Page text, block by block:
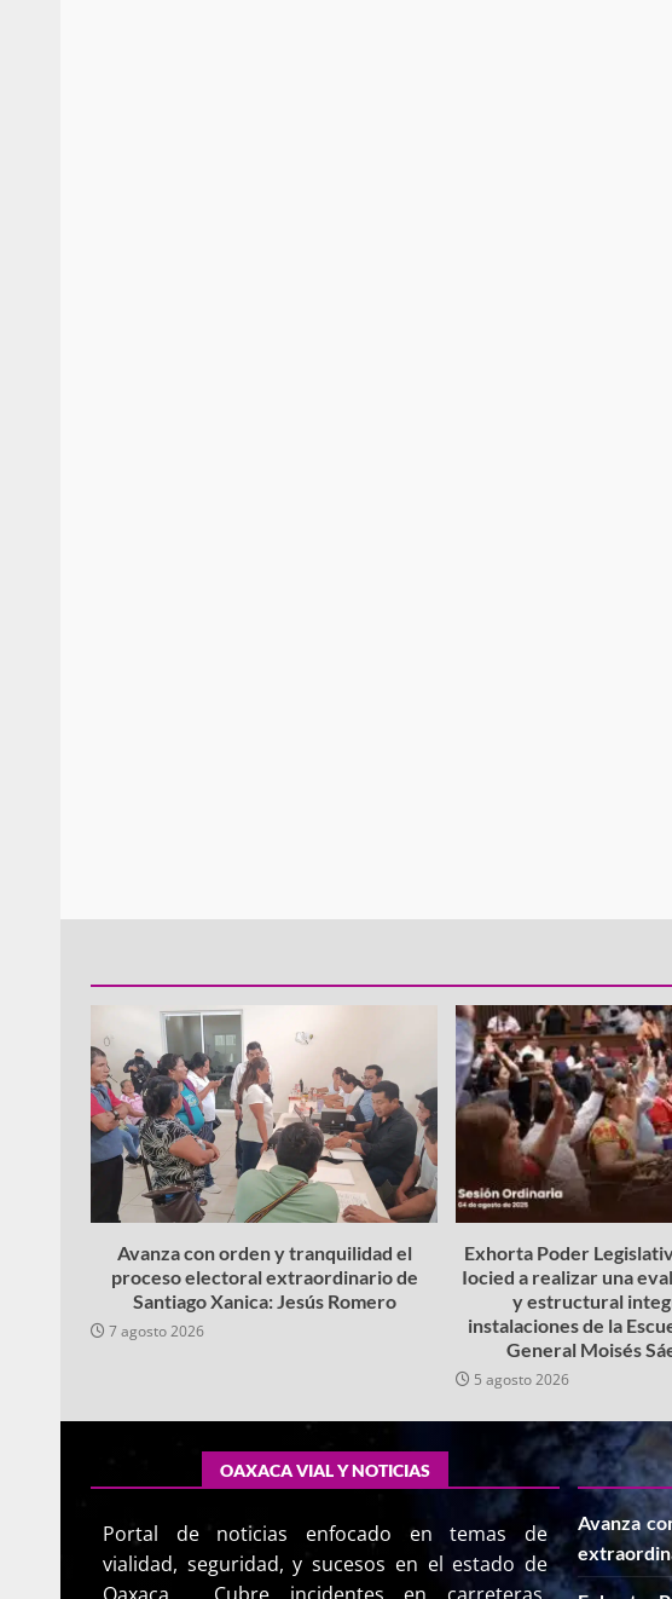
Avanza con orden y tranquilidad el
proceso electoral extraordinario de
Santiago Xanica: Jesús Romero
7 agosto 2026
Exhorta Poder
Iocied a realizar una
y estructural
instalaciones de la
General Moisés
5 agosto 2026
OAXACA VIAL Y NOTICIAS
Portal de noticias enfocado en temas de
vialidad, seguridad, y sucesos en el estado de
Avanza